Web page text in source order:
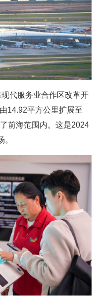
代服务业合作区改革开
14.92平方公里扩展至
前海范围内。这是2024